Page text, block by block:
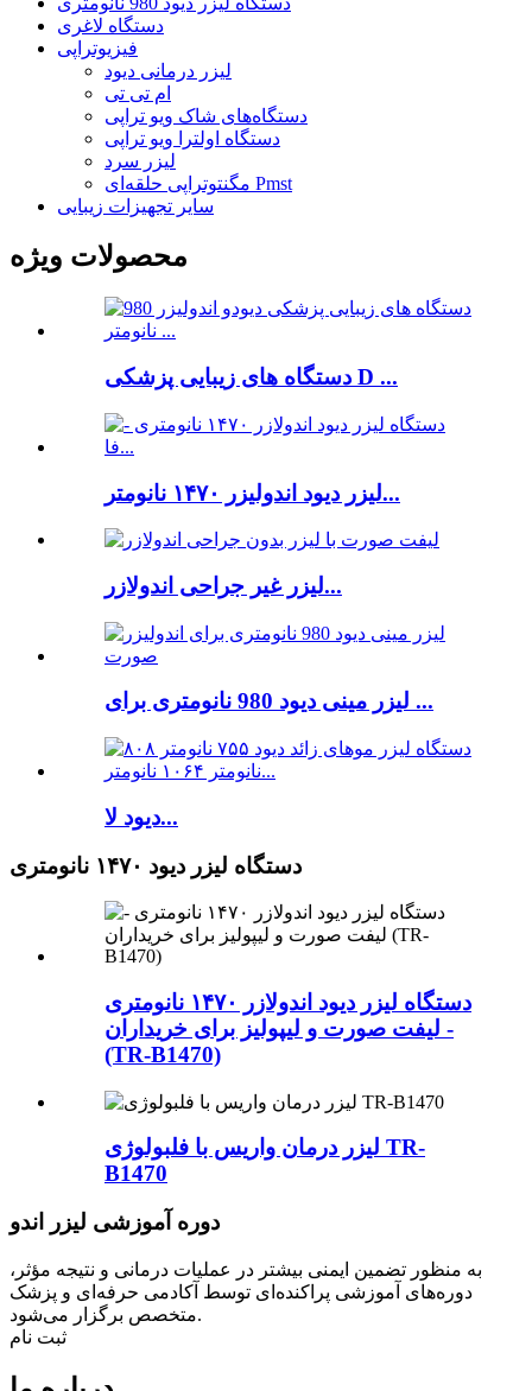
دستگاه لاغری
فیزیوتراپی
لیزر درمانی دیود
ام تی تی
دستگاه‌های شاک ویو تراپی
دستگاه اولترا ویو تراپی
لیزر سرد
مگنتوتراپی حلقه‌ای Pmst
سایر تجهیزات زیبایی
محصولات ویژه
دستگاه های زیبایی پزشکی D ...
لیزر دیود اندولیزر ۱۴۷۰ نانومتر...
لیزر غیر جراحی اندولازر...
لیزر مینی دیود 980 نانومتری برای ...
دیود لا...
دستگاه لیزر دیود ۱۴۷۰ نانومتری
دستگاه لیزر دیود اندولازر ۱۴۷۰ نانومتری
- لیفت صورت و لیپولیز برای خریداران
(TR-B1470)
لیزر درمان واریس با فلبولوژی TR-
B1470
دوره آموزشی لیزر اندو
به منظور تضمین ایمنی بیشتر در عملیات درمانی و نتیجه مؤثر،
دوره‌های آموزشی پراکنده‌ای توسط آکادمی حرفه‌ای و پزشک
متخصص برگزار می‌شود.
ثبت نام